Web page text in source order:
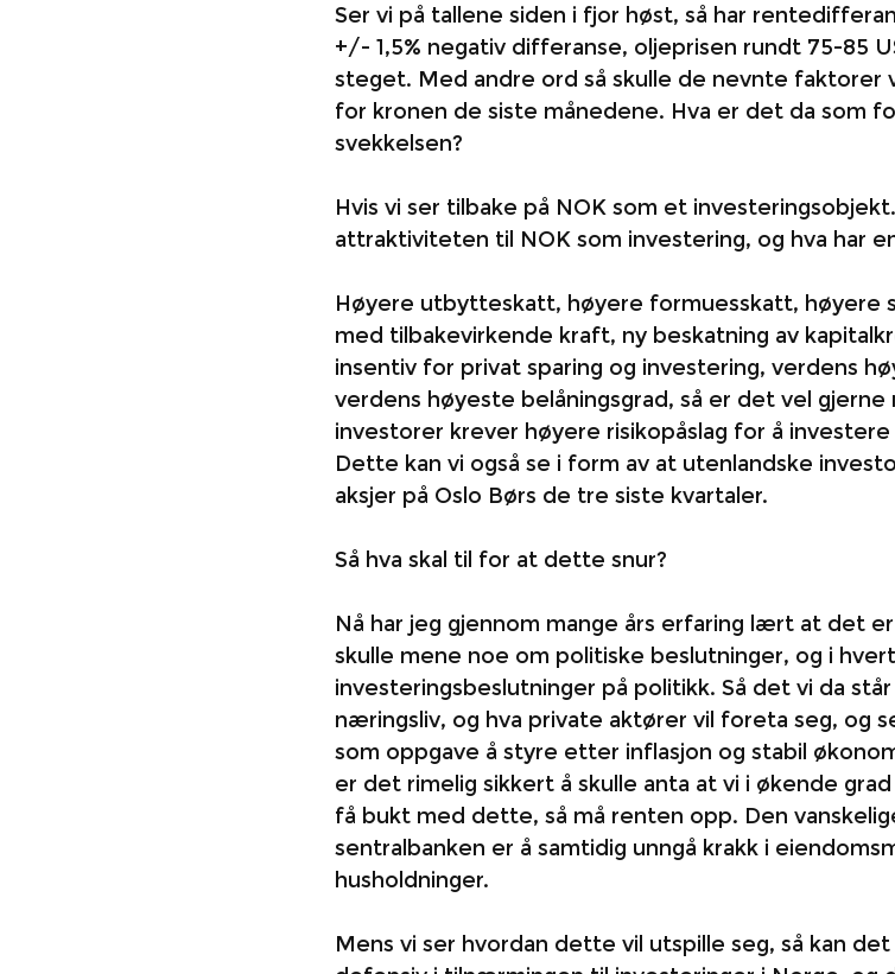
Ser vi på tallene siden i fjor høst, så har
+/- 1,5% negativ differanse, oljeprisen rundt 75-85
steget. Med andre ord så skulle de nevnte
for kronen de siste månedene. Hva er det da som
svekkelsen?
Hvis vi ser tilbake på NOK som et
attraktiviteten til NOK som investering, og hva har
Høyere utbytteskatt, høyere formuesskatt, høyere
med tilbakevirkende kraft, ny beskatning av
insentiv for privat sparing og investering, verdens
verdens høyeste belåningsgrad, så er det vel gjerne
investorer krever høyere risikopåslag for å
Dette kan vi også se i form av at utenlandske
aksjer på Oslo Børs de tre siste kvartaler.
Så hva skal til for at dette snur?
Nå har jeg gjennom mange års erfaring lært at det
skulle mene noe om politiske beslutninger, og i
investeringsbeslutninger på politikk. Så det vi da
næringsliv, og hva private aktører vil foreta seg, og
som oppgave å styre etter inflasjon og stabil
er det rimelig sikkert å skulle anta at vi i økende
få bukt med dette, så må renten opp. Den
sentralbanken er å samtidig unngå krakk i
husholdninger.
Mens vi ser hvordan dette vil utspille seg, så kan